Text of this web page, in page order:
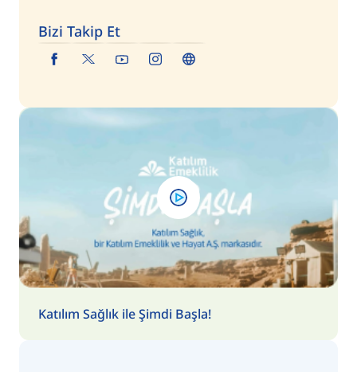
Bizi Takip Et
Katılım Sağlık ile Şimdi Başla!